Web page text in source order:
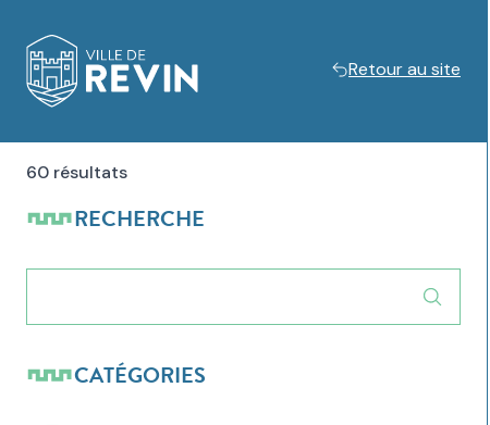
Retour au site
60 résultats
RECHERCHE
CATÉGORIES